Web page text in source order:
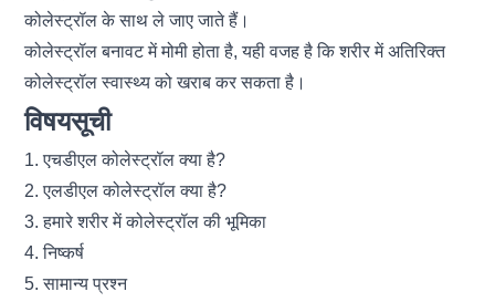
कोलेस्ट्रॉल के साथ ले जाए जाते हैं।
कोलेस्ट्रॉल बनावट में मोमी होता है, यही वजह है कि शरीर में अतिरिक्त
कोलेस्ट्रॉल स्वास्थ्य को खराब कर सकता है।
विषयसूची
1. एचडीएल कोलेस्ट्रॉल क्या है?
2. एलडीएल कोलेस्ट्रॉल क्या है?
3. हमारे शरीर में कोलेस्ट्रॉल की भूमिका
4. निष्कर्ष
5. सामान्य प्रश्न